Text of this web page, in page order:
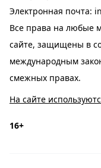
Электронная почта:
Все права на любые
сайте, защищены в
международным
смежных правах.
На сайте
16+